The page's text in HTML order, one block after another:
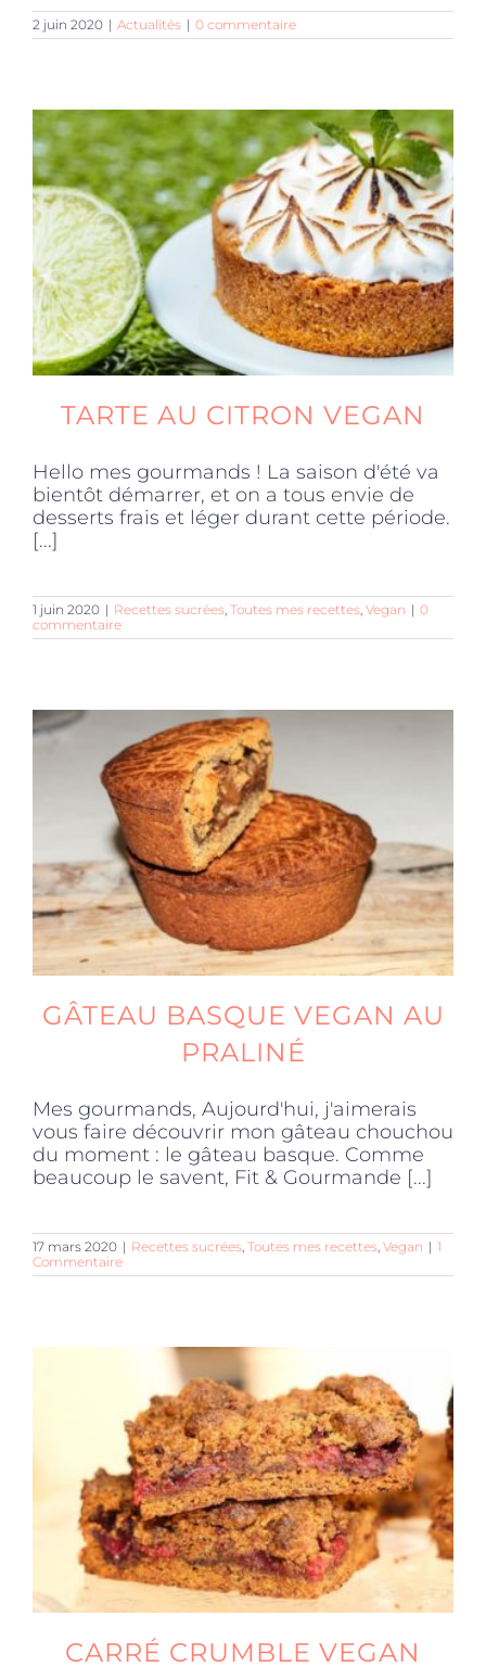
2 juin 2020 | Actualités | 0 commentaire
TARTE AU CITRON VEGAN
Hello mes gourmands ! La saison d'été va
bientôt démarrer, et on a tous envie de
desserts frais et léger durant cette période.
[...]
1 juin 2020 | Recettes sucrées, Toutes mes recettes, Vegan | 0
commentaire
GÂTEAU BASQUE VEGAN AU
PRALINÉ
Mes gourmands, Aujourd'hui, j'aimerais
vous faire découvrir mon gâteau chouchou
du moment : le gâteau basque. Comme
beaucoup le savent, Fit & Gourmande [...]
17 mars 2020 | Recettes sucrées, Toutes mes recettes, Vegan | 1
Commentaire
CARRÉ CRUMBLE VEGAN